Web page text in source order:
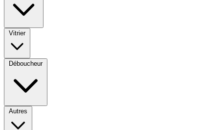
Vitrier
Déboucheur
Autres